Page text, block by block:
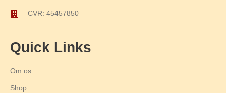
CVR: 45457850
Quick Links
Om os
Shop